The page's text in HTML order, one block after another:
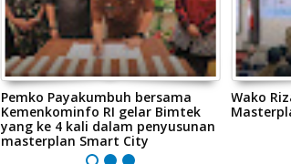
Pemko Payakumbuh bersama
Kemenkominfo RI gelar Bimtek
yang ke 4 kali dalam penyusunan
masterplan Smart City
Wako